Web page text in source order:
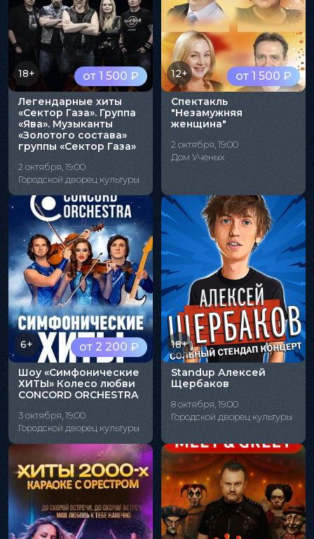
от 1 500 ₽
18+
Легендарные хиты
«Сектор Газа». Группа
«Ява». Музыканты
«Золотого состава»
группы «Сектор Газа»
2 октября, 19:00
Городской дворец культуры
от 1 500 ₽
12+
Спектакль
"Незамужняя
женщина"
2 октября, 19:00
Дом Ученых
от 2 200 ₽
6+
Шоу «Симфонические
ХИТЫ» Колесо любви
CONCORD ORCHESTRA
3 октября, 19:00
Городской дворец культуры
18+
Standup Алексей
Щербаков
8 октября, 19:00
Городской дворец культуры